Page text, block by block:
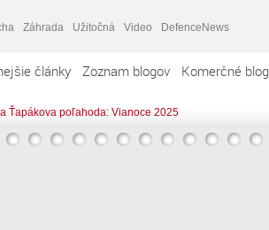
Záhrada Užitočná Video DefenceNews
články Zoznam blogov Komerčné
Ťapákova poľahoda: Vianoce 2025